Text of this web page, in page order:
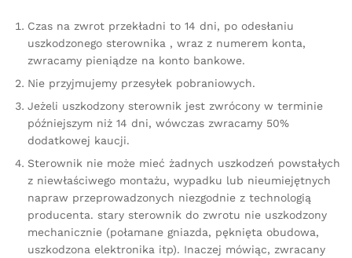
Czas na zwrot przekładni to 14 dni, po odesłaniu
uszkodzonego sterownika , wraz z numerem konta,
zwracamy pieniądze na konto bankowe.
Nie przyjmujemy przesyłek pobraniowych.
Jeżeli uszkodzony sterownik jest zwrócony w terminie
późniejszym niż 14 dni, wówczas zwracamy 50%
dodatkowej kaucji.
Sterownik nie może mieć żadnych uszkodzeń powstałych
z niewłaściwego montażu, wypadku lub nieumiejętnych
napraw przeprowadzonych niezgodnie z technologią
producenta. stary sterownik do zwrotu nie uszkodzony
mechanicznie (połamane gniazda, pęknięta obudowa,
uszkodzona elektronika itp). Inaczej mówiąc, zwracany